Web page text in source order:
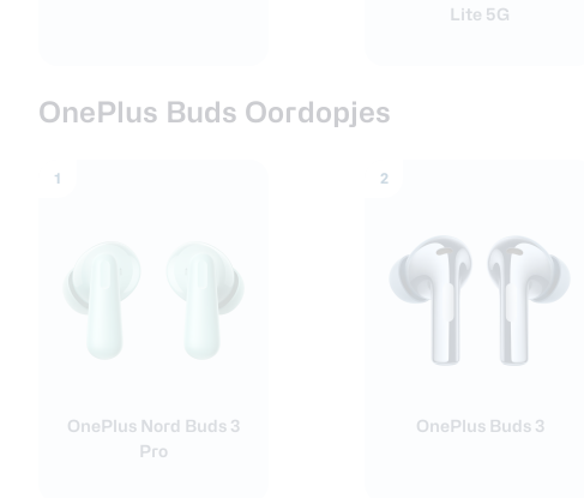
Lite 5G
OnePlus Buds Oordopjes
1
OnePlus Nord Buds 3
Pro
2
OnePlus Buds 3